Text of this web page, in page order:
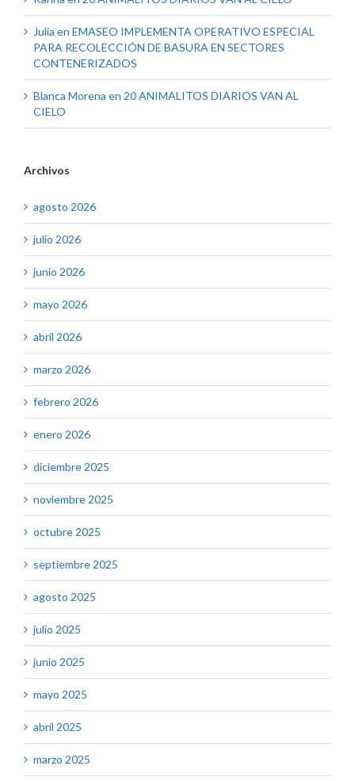
Julia en EMASEO IMPLEMENTA OPERATIVO ESPECIAL
PARA RECOLECCIÓN DE BASURA EN SECTORES
CONTENERIZADOS
Blanca Morena en 20 ANIMALITOS DIARIOS VAN AL
CIELO
Archivos
agosto 2026
julio 2026
junio 2026
mayo 2026
abril 2026
marzo 2026
febrero 2026
enero 2026
diciembre 2025
noviembre 2025
octubre 2025
septiembre 2025
agosto 2025
julio 2025
junio 2025
mayo 2025
abril 2025
marzo 2025